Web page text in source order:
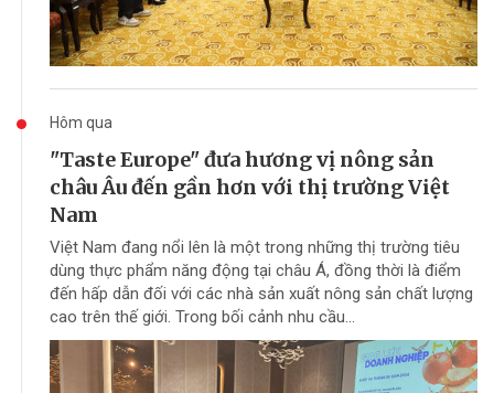
Hôm qua
"Taste Europe" đưa hương vị nông sản
châu Âu đến gần hơn với thị trường Việt
Nam
Việt Nam đang nổi lên là một trong những thị trường tiêu
dùng thực phẩm năng động tại châu Á, đồng thời là điểm
đến hấp dẫn đối với các nhà sản xuất nông sản chất lượng
cao trên thế giới. Trong bối cảnh nhu cầu...